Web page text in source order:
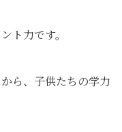
ト力です。
ら、子供たちの学力